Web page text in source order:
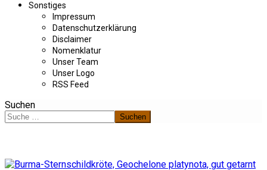
Sonstiges
Impressum
Datenschutzerklärung
Disclaimer
Nomenklatur
Unser Team
Unser Logo
RSS Feed
Suchen
Suchen